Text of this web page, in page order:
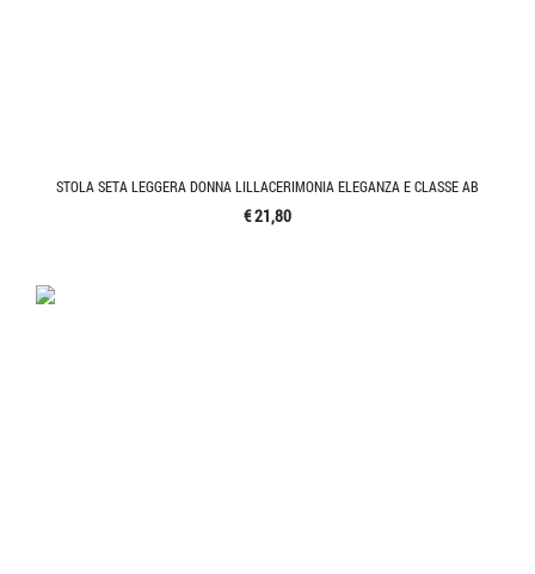
STOLA SETA LEGGERA DONNA LILLACERIMONIA ELEGANZA E CLASSE AB
€ 21,80